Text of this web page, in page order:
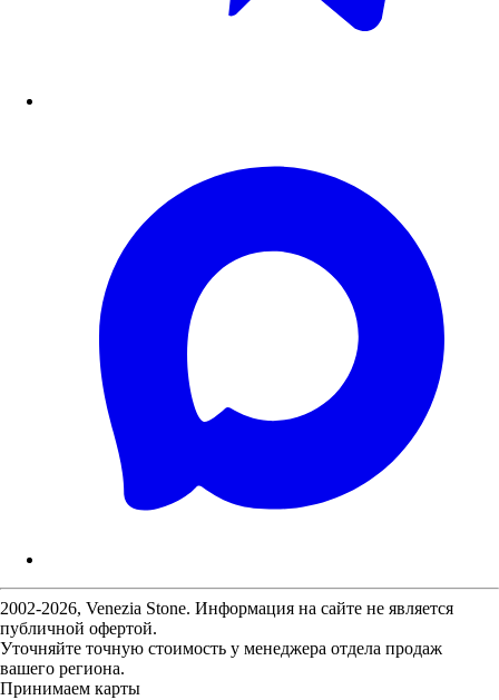
2002-2026, Venezia Stone. Информация на сайте не является
публичной офертой.
Уточняйте точную стоимость у менеджера отдела продаж
вашего региона.
Принимаем карты